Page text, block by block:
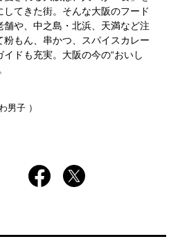
てきた街。そんな大阪のフード
舗や、中之島・北浜、天満など注
粉もん、串かつ、スパイスカレー
ドも充実。大阪の今の“おいし
男子 ）